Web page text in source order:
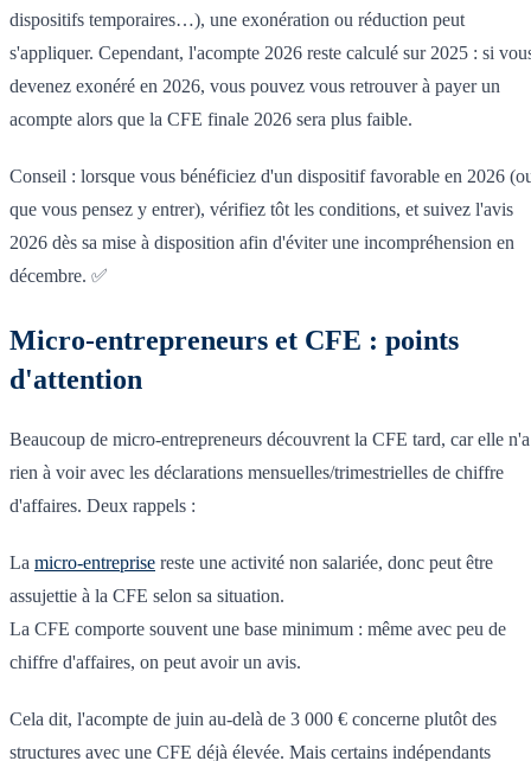
dispositifs temporaires…), une exonération ou réduction peut
s'appliquer. Cependant, l'acompte 2026 reste calculé sur 2025 : si
devenez exonéré en 2026, vous pouvez vous retrouver à payer un
acompte alors que la CFE finale 2026 sera plus faible.
Conseil : lorsque vous bénéficiez d'un dispositif favorable en 2026
que vous pensez y entrer), vérifiez tôt les conditions, et suivez l'avis
2026 dès sa mise à disposition afin d'éviter une incompréhension en
décembre. ✅
Micro-entrepreneurs et CFE : points
d'attention
Beaucoup de micro-entrepreneurs découvrent la CFE tard, car elle n'a
rien à voir avec les déclarations mensuelles/trimestrielles de chiffre
d'affaires. Deux rappels :
La micro-entreprise reste une activité non salariée, donc peut être
assujettie à la CFE selon sa situation.
La CFE comporte souvent une base minimum : même avec peu de
chiffre d'affaires, on peut avoir un avis.
Cela dit, l'acompte de juin au-delà de 3 000 € concerne plutôt des
structures avec une CFE déjà élevée. Mais certains indépendants